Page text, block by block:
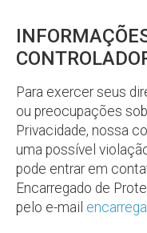
Para exercer seus
ou preocupações
Privacidade, nossa
uma possível
pode entrar em
Encarregado de
pelo e-mail